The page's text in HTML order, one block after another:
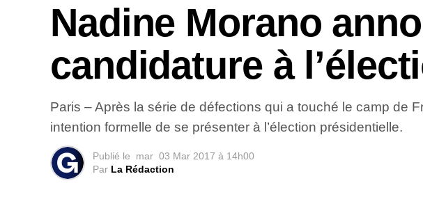
Nadine Morano
candidature à
Paris – Après la série de défections qui a touché le camp de
intention formelle de se présenter à l’élection présidentielle.
Publié le mar 03 Mar 2017 à 14h00
Par La Rédaction